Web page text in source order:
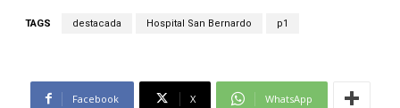
TAGS destacada Hospital San Bernardo p1
Facebook X WhatsApp